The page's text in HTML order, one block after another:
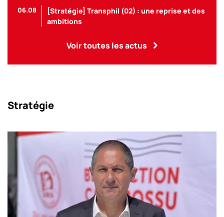
06.08
[Stratégie] Transphil (02) : une reprise et des
ambitions
Voir toutes les actus
Stratégie